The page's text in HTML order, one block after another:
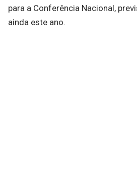
para a Conferência Nacional,
ainda este ano.